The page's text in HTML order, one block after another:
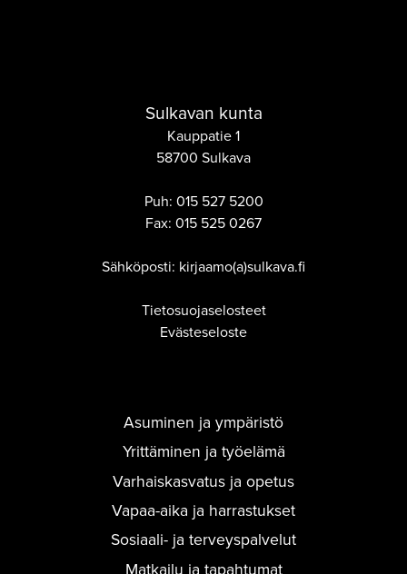
Sulkavan kunta
Kauppatie 1
58700 Sulkava
Puh: 015 527 5200
Fax: 015 525 0267
Sähköposti: kirjaamo(a)sulkava.fi
Tietosuojaselosteet
Evästeseloste
Asuminen ja ympäristö
Yrittäminen ja työelämä
Varhaiskasvatus ja opetus
Vapaa-aika ja harrastukset
Sosiaali- ja terveyspalvelut
Matkailu ja tapahtumat